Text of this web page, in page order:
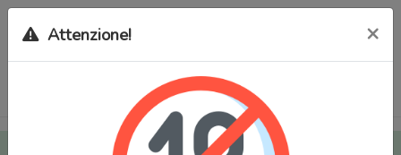
Tutti i Doujinshi e Manga per adulti (+18) sono stati trasferiti
Attenzione! ×